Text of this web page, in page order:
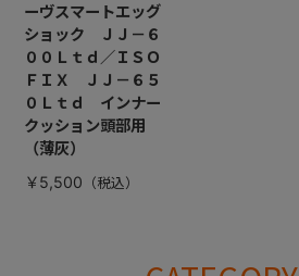
ーヴスマートエッグ
ショック ＪＪ－６
００Ｌｔｄ／ＩＳＯ
ＦＩＸ ＪＪ－６５
０Ｌｔｄ インナー
クッション頭部用
（薄灰）
￥5,500